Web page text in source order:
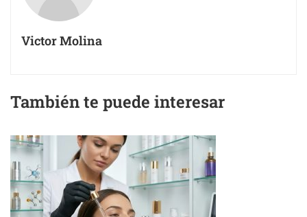
Victor Molina
También te puede interesar